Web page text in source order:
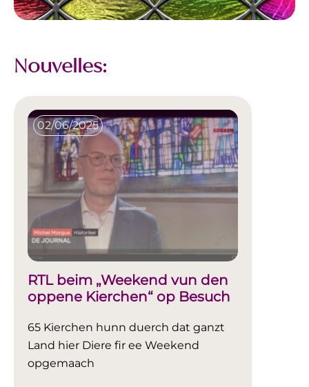
Nouvelles:
02/06/2025
RTL beim „Weekend vun den
oppene Kierchen“ op Besuch
65 Kierchen hunn duerch dat ganzt
Land hier Diere fir ee Weekend
opgemaach